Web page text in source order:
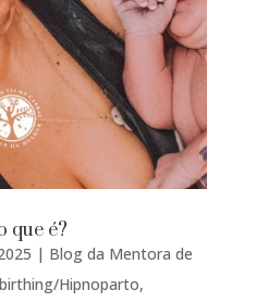
que é?
| Blog da Mentora de
Hipnoparto,